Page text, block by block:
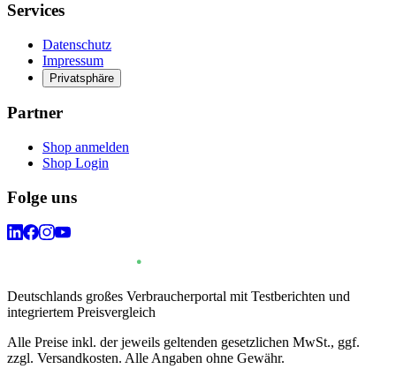
Services
Datenschutz
Impressum
Privatsphäre
Partner
Shop anmelden
Shop Login
Folge uns
Deutschlands großes Verbraucherportal mit Testberichten und
integriertem Preisvergleich
Alle Preise inkl. der jeweils geltenden gesetzlichen MwSt., ggf.
zzgl. Versandkosten. Alle Angaben ohne Gewähr.